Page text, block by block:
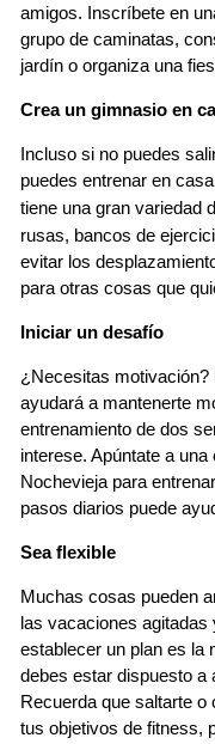
amigos. Inscríbete en
grupo de caminatas,
jardín o organiza una
Crea un gimnasio en
Incluso si no puedes
puedes entrenar en
tiene una gran variedad
rusas, bancos de
evitar los
para otras cosas que
Iniciar un desafío
¿Necesitas motivación?
ayudará a mantenerte
entrenamiento de dos
interese. Apúntate a
Nochevieja para
pasos diarios puede
Sea flexible
Muchas cosas pueden
las vacaciones
establecer un plan es la
debes estar dispuesto a
Recuerda que saltarte
tus objetivos de fitness,